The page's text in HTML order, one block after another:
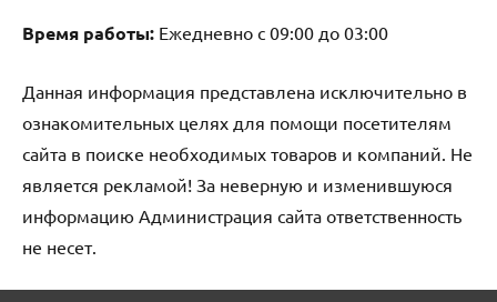
Время работы: Ежедневно с 09:00 до 03:00
Данная информация представлена исключительно в
ознакомительных целях для помощи посетителям
сайта в поиске необходимых товаров и компаний. Не
является рекламой! За неверную и изменившуюся
информацию Администрация сайта ответственность
не несет.